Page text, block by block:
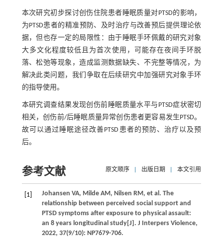
本次研究初步探讨创伤住院患者睡眠质量对PTSD的影响，
为PTSD患者的精准预防、及时治疗与改善预后提供理论依
据，但也存一定的局限性：由于睡眠手环佩戴的研究对象
大多文化程度较低且为首次使用，可能存在夜间手环脱
落、松弛等现象，造成监测数据缺失、不完整等情况，为
解决此类问题，我们争取在后续研究中加强研究对象手环
的指导使用。
本研究调查结果发现创伤前睡眠质量水平与PTSD症状密切
相关，创伤前/后睡眠质量异常创伤患者更容易发生PTSD。
故可以通过睡眠途径改善PTSD患者的预防、治疗以及预
后。
参考文献 原文顺序 出版日期 本文引用
[1] Johansen VA, Milde AM, Nilsen RM, et al . The
relationship between perceived social support and
PTSD symptoms after exposure to physical assault:
an 8 years longitudinal study[J]. J Interpers Violence,
2022, 37(9/10): NP7679-706.